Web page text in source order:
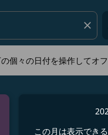
close
個々の日付を操作してオ
この月は表示でき